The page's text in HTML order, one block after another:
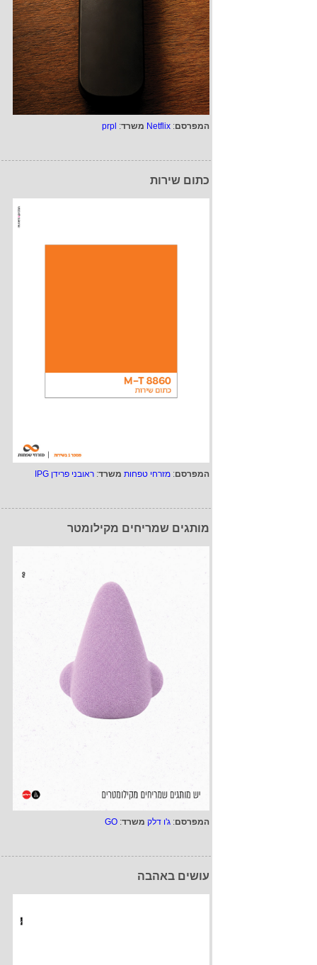
המפרסם:
Netflix משרד:
prpl
כתום שירות
המפרסם: מזרחי טפחות משרד: ראובני פרידן IPG
מותגים שמריחים מקילומטר
המפרסם: ג'ו דלק משרד:
GO
עושים באהבה